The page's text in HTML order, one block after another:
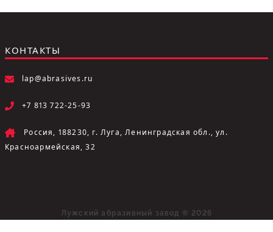
КОНТАКТЫ
lap@abrasives.ru
+7 813 722-25-93
Россия, 188230, г. Луга, Ленинградская обл., ул.
Красноармейская, 32
Лужский абразивный завод © 2026